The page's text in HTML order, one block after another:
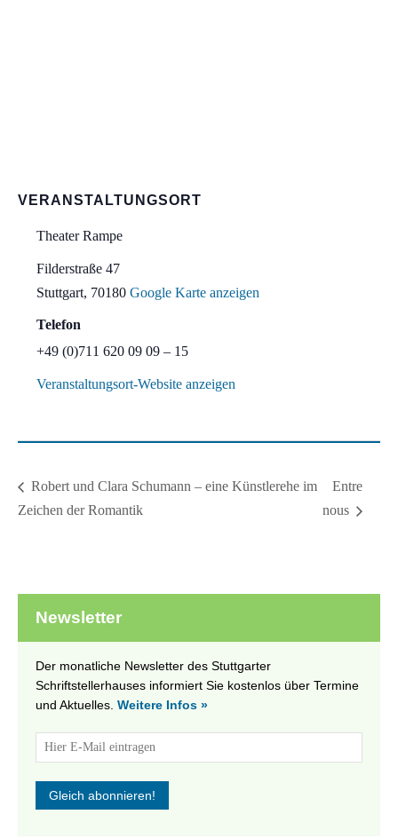
VERANSTALTUNGSORT
Theater Rampe
Filderstraße 47
Stuttgart, 70180 Google Karte anzeigen
Telefon
+49 (0)711 620 09 09 – 15
Veranstaltungsort-Website anzeigen
Robert und Clara Schumann – eine Künstlerehe im
Zeichen der Romantik
Entre
nous
Newsletter
Der monatliche Newsletter des Stuttgarter
Schriftstellerhauses informiert Sie kostenlos über Termine
und Aktuelles. Weitere Infos »